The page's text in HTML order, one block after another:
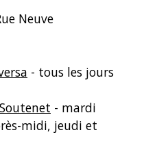
Neuve
- tous les jours
- mardi
midi, jeudi et